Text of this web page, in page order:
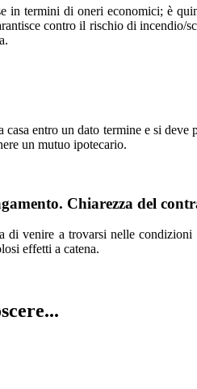
in termini di oneri economici; è
contro il rischio di
entro un dato termine e si
un mutuo ipotecario.
Chiarezza del
venire a trovarsi nelle condizioni
effetti a catena.